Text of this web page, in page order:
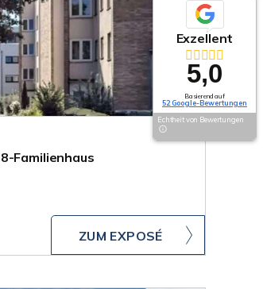
Familienhaus
ZUM EXPOSÉ
Exzellent
5,0
Basierend auf
52 Google-Bewertungen
Echtheit von Bewertungen